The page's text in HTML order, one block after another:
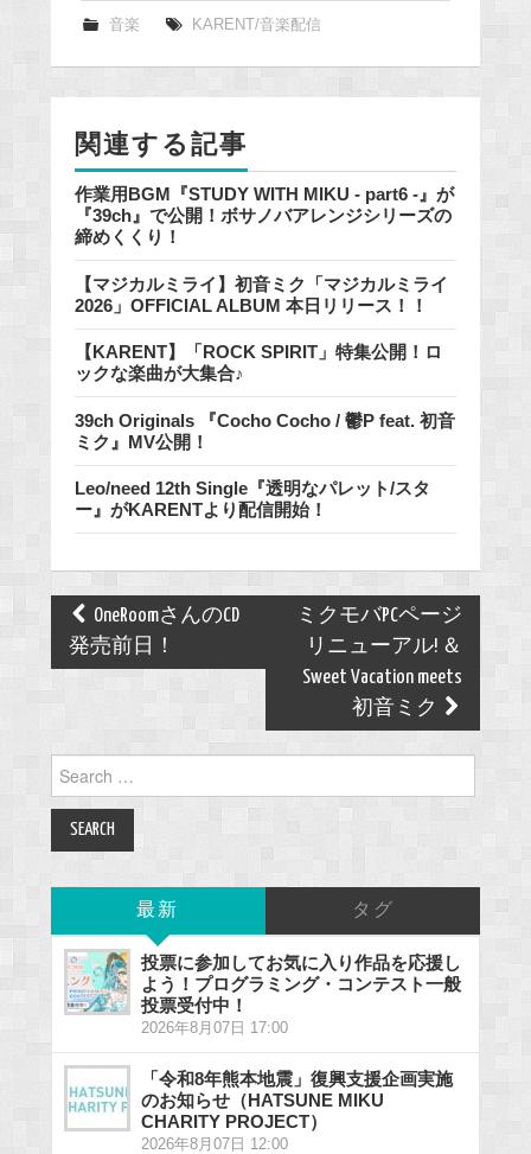
e
k
音楽 KARENT/音楽配信
関連する記事
作業用BGM『STUDY WITH MIKU - part6 -』が
『39ch』で公開！ボサノバアレンジシリーズの
締めくくり！
【マジカルミライ】初音ミク「マジカルミライ
2026」OFFICIAL ALBUM 本日リリース！！
【KARENT】「ROCK SPIRIT」特集公開！ロ
ックな楽曲が大集合♪
39ch Originals 『Cocho Cocho / 鬱P feat. 初音
ミク』MV公開！
Leo/need 12th Single『透明なパレット/スタ
ー』がKARENTより配信開始！
Post
navigation
OneRoomさんのCD
発売前日！
ミクモバPCページ
リニューアル! ＆
Sweet Vacation meets
初音ミク
for:
最新 タグ
投票に参加してお気に入り作品を応援し
よう！プログラミング・コンテスト一般
投票受付中！
2026年8月07日 17:00
「令和8年熊本地震」復興支援企画実施
のお知らせ（HATSUNE MIKU
CHARITY PROJECT）
2026年8月07日 12:00